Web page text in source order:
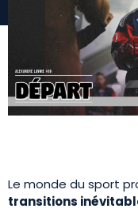
Le monde du sport
transitions